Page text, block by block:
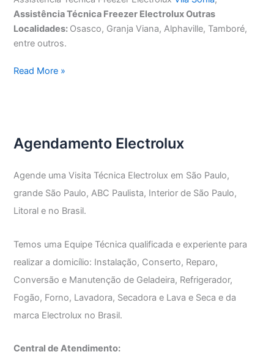
Assistência Técnica Freezer Electrolux Outras
Localidades: Osasco, Granja Viana, Alphaville, Tamboré,
entre outros.
Assistência
Read More »
Agendamento Electrolux
Agende uma Visita Técnica Electrolux em São Paulo,
grande São Paulo, ABC Paulista, Interior de São Paulo,
Litoral e no Brasil.
Temos uma Equipe Técnica qualificada e experiente para
realizar a domicílio: Instalação, Conserto, Reparo,
Conversão e Manutenção de Geladeira, Refrigerador,
Fogão, Forno, Lavadora, Secadora e Lava e Seca e da
marca Electrolux no Brasil.
Central de Atendimento: